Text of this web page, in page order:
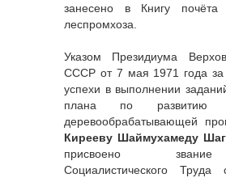
занесено в Книгу почёта
леспромхоза.
Указом Президиума
СССР от 7 мая 1971 года
успехи в выполнении
плана по развитию
деревообрабатывающей
Кирееву Шаймухамеду
присвоено
Социалистического Труда